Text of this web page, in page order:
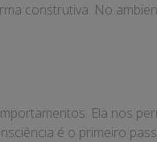
construtiva. No
Ela nos
é o primeiro